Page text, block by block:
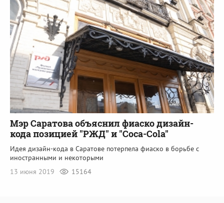
Мэр Саратова объяснил фиаско дизайн-
кода позицией "РЖД" и "Coca-Cola"
Идея дизайн-кода в Саратове потерпела фиаско в борьбе с
иностранными и некоторыми
13 июня 2019
15164